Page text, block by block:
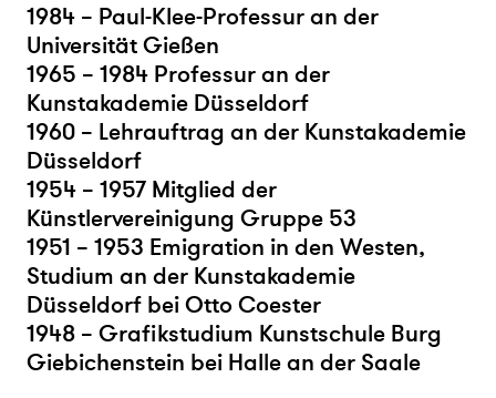
1984 – Paul-Klee-Professur an der
Universität Gießen
1965 – 1984 Professur an der
Kunstakademie Düsseldorf
1960 – Lehrauftrag an der Kunstakademie
Düsseldorf
1954 – 1957 Mitglied der
Künstlervereinigung Gruppe 53
1951 – 1953 Emigration in den Westen,
Studium an der Kunstakademie
Düsseldorf bei Otto Coester
1948 – Grafikstudium Kunstschule Burg
Giebichenstein bei Halle an der Saale